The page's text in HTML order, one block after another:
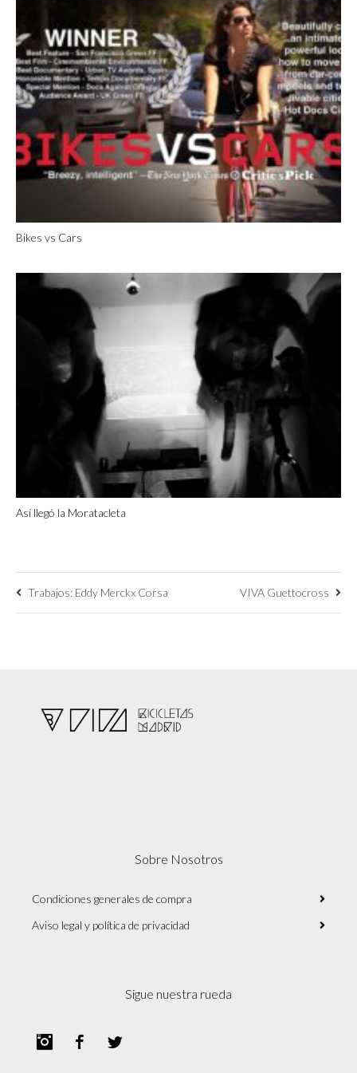
Bikes vs Cars
Así llegó la Moratacleta
Trabajos: Eddy Merckx Corsa VIVA Guettocross
Sobre Nosotros
Condiciones generales de compra
Aviso legal y política de privacidad
Sigue nuestra rueda
InstagramFacebook